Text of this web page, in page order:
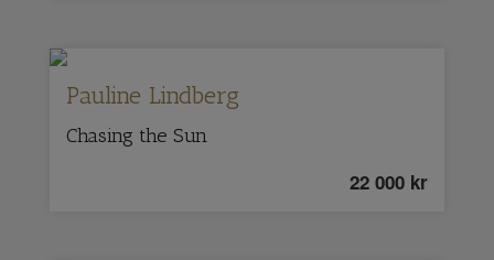
Pauline Lindberg
Chasing the Sun
22 000 kr